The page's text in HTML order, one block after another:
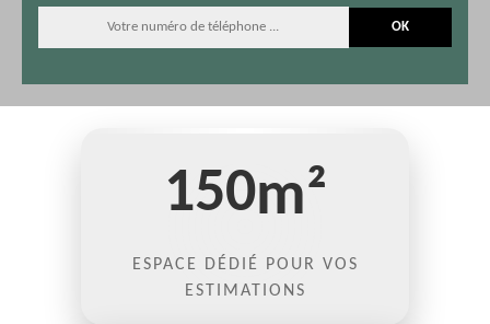
150m²
ESPACE DÉDIÉ POUR VOS
ESTIMATIONS